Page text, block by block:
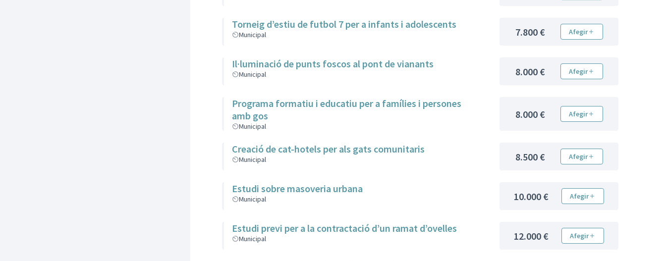
Torneig d’estiu de futbol 7 per a infants i adolescents
Municipal 7.800 € Afegir
Il·luminació de punts foscos al pont de vianants
Municipal 8.000 € Afegir
Programa formatiu i educatiu per a famílies i persones
amb gos
Municipal
8.000 € Afegir
Creació de cat-hotels per als gats comunitaris
Municipal 8.500 € Afegir
Estudi sobre masoveria urbana
Municipal 10.000 € Afegir
Estudi previ per a la contractació d’un ramat d’ovelles
Municipal 12.000 € Afegir